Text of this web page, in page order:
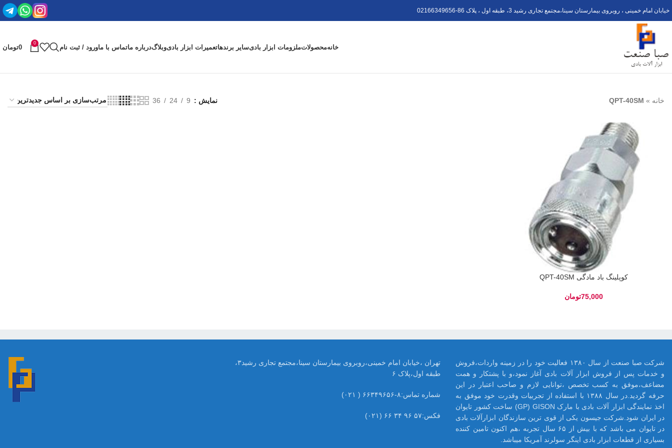
خیابان امام خمینی ، روبروی بیمارستان سینا،مجتمع تجاری رشید 3، طبقه اول ، پلاک 6 02166349656-8
خانهمحصولاتملزومات ابزار بادیسایر برندهاتعمیرات ابزار بادیوبلاگدرباره ماتماس با ماورود / ثبت نام
0
0تومان
خانه »
QPT-40SM نمایش 9
24
36
کوپلینگ باد مادگی QPT-40SM
تومان
تهران ،خیابان امام خمینی،روبروی بیمارستان سینا،مجتمع تجاری رشید۳،
طبقه اول،پلاک ۶
شماره تماس:۸-۶۶۳۴۹۶۵۶ ( ۰۲۱)
فکس:۵۷ ۹۶ ۳۴ ۶۶ (۰۲۱)
شرکت صبا صنعت از سال ۱۳۸۰ فعالیت خود را در زمینه واردات،فروش
و خدمات پس از فروش ابزار آلات بادی آغاز نمود،و با پشتکار و همت
مضاعف،موفق به کسب تخصص ،توانایی لازم و صاحب اعتبار در این
حرفه گردید.در سال ۱۳۸۸ با استفاده از تجربیات وقدرت خود موفق به
اخذ نمایندگی ابزار آلات بادی با مارک GP) GISON) ساخت کشور تایوان
در ایران شود.شرکت جیسون یکی از قوی ترین سازندگان ابزارآلات بادی
در تایوان می باشد که با بیش از ۶۵ سال تجربه ،هم اکنون تامین کننده
بسیاری از قطعات ابزار بادی اینگر سولرند آمریکا میباشد.